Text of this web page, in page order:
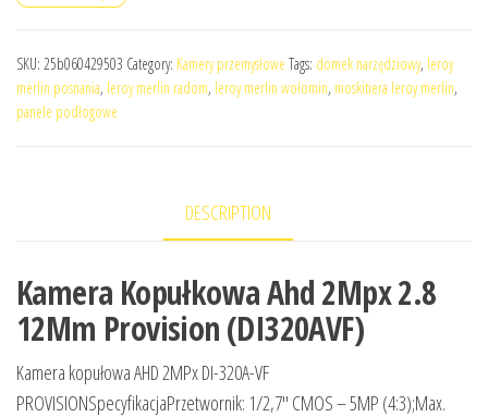
SKU: 25b060429503 Category: Kamery przemysłowe Tags: domek narzędziowy, leroy
merlin posnania, leroy merlin radom, leroy merlin wołomin, moskitiera leroy merlin,
panele podłogowe
DESCRIPTION
Kamera Kopułkowa Ahd 2Mpx 2.8
12Mm Provision (DI320AVF)
Kamera kopułowa AHD 2MPx DI-320A-VF
PROVISIONSpecyfikacjaPrzetwornik: 1/2,7″ CMOS – 5MP (4:3);Max.